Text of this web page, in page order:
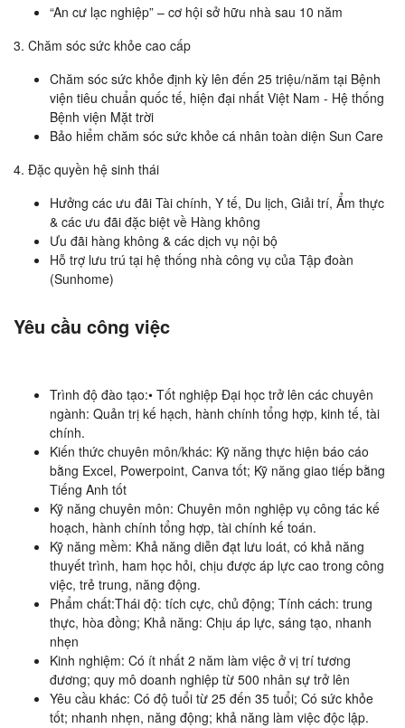
“An cư lạc nghiệp” – cơ hội sở hữu nhà sau 10 năm
3. Chăm sóc sức khỏe cao cấp
Chăm sóc sức khỏe định kỳ lên đến 25 triệu/năm tại Bệnh
viện tiêu chuẩn quốc tế, hiện đại nhất Việt Nam - Hệ thống
Bệnh viện Mặt trời
Bảo hiểm chăm sóc sức khỏe cá nhân toàn diện Sun Care
4. Đặc quyền hệ sinh thái
Hưởng các ưu đãi Tài chính, Y tế, Du lịch, Giải trí, Ẩm thực
& các ưu đãi đặc biệt về Hàng không
Ưu đãi hàng không & các dịch vụ nội bộ
Hỗ trợ lưu trú tại hệ thống nhà công vụ của Tập đoàn
(Sunhome)
Yêu cầu công việc
Trình độ đào tạo:• Tốt nghiệp Đại học trở lên các chuyên
ngành: Quản trị kế hạch, hành chính tổng hợp, kinh tế, tài
chính.
Kiến thức chuyên môn/khác: Kỹ năng thực hiện báo cáo
bằng Excel, Powerpoint, Canva tốt; Kỹ năng giao tiếp bằng
Tiếng Anh tốt
Kỹ năng chuyên môn: Chuyên môn nghiệp vụ công tác kế
hoạch, hành chính tổng hợp, tài chính kế toán.
Kỹ năng mềm: Khả năng diễn đạt lưu loát, có khả năng
thuyết trình, ham học hỏi, chịu được áp lực cao trong công
việc, trẻ trung, năng động.
Phẩm chất:Thái độ: tích cực, chủ động; Tính cách: trung
thực, hòa đồng; Khả năng: Chịu áp lực, sáng tạo, nhanh
nhẹn
Kinh nghiệm: Có ít nhất 2 năm làm việc ở vị trí tương
đương; quy mô doanh nghiệp từ 500 nhân sự trở lên
Yêu cầu khác: Có độ tuổi từ 25 đến 35 tuổi; Có sức khỏe
tốt; nhanh nhẹn, năng động; khả năng làm việc độc lập.